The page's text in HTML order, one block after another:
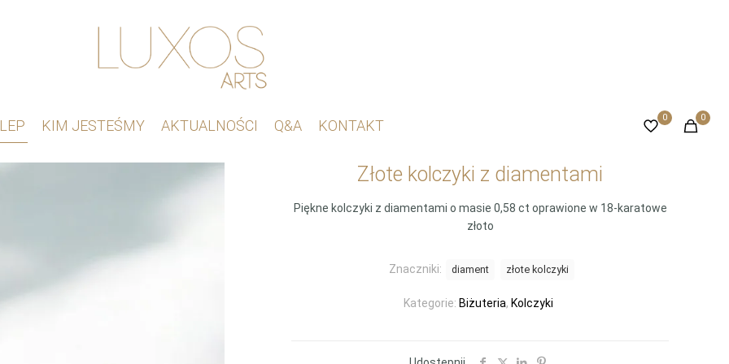
KIM JESTEŚMY AKTUALNOŚCI Q&A KONTAKT 0 0
Złote kolczyki z diamentami
Piękne kolczyki z diamentami o masie 0,58 ct oprawione w 18-karatowe
złoto
Kategorie: Biżuteria, Kolczyki
Znaczniki: diament złote kolczyki